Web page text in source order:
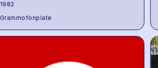
1982
Grammofonplate